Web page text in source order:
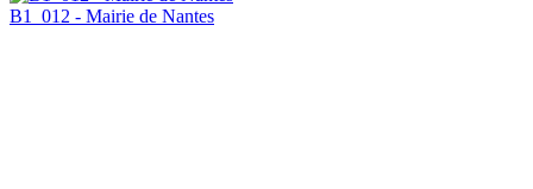
B1_012 - Mairie de Nantes